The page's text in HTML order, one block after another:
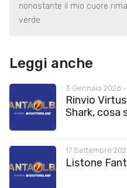
nonostante il mio cuore
verde
Leggi anche
3 Gennaio 2026 -
Rinvio
Shark, cosa
17 Settembre
Listone